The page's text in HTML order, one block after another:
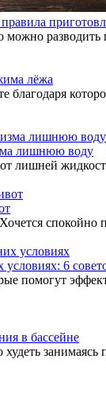
можно разводить
лёжа
благодаря
лишнюю воду
лишней
спокойно
6
помогут
в бассейне
занимаясь